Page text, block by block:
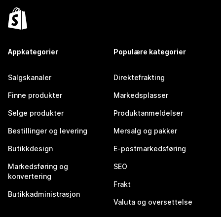
Appkategorier
Salgskanaler
Finne produkter
Selge produkter
Bestillinger og levering
Butikkdesign
Markedsføring og
konvertering
Butikkadministrasjon
Populære kategorier
Direktefrakting
Markedsplasser
Produktanmeldelser
Mersalg og pakker
E-postmarkedsføring
SEO
Frakt
Valuta og oversettelse